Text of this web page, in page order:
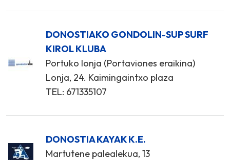
DONOSTIAKO GONDOLIN-SUP SURF
KIROL KLUBA
Portuko lonja (Portaviones eraikina)
Lonja, 24. Kaimingaintxo plaza
TEL: 671335107
DONOSTIA KAYAK K.E.
Martutene palealekua, 13